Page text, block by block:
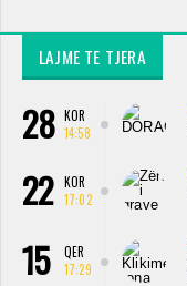
LAJME TE TJERA
28 KOR
14:58
22
KOR
17:02
15
QER
17:29